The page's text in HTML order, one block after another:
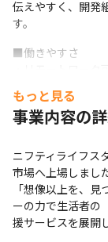
伝えやすく、開発
す。
■働きやすさ
・AI活用の推進や
心地よい環境づく
もっと見る
事業内容の
ニフティライフス
市場へ上場しまし
「想像以上を、
ーの力で生活者の
援サービスを展開